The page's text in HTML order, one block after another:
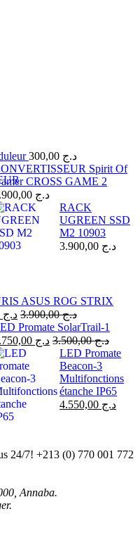
د.ج
Spirit Of
CROSS GAME 2
د.ج
RACK
UGREEN SSD
M2 10903
د.ج
ASUS ROG STRIX
د.ج د.ج3.900,00
Promate SolarTrail-1
د.ج
د.ج3.500,00
LED Promate
Beacon-3
Multifonctions
étanche IP65
د.ج
24/7! +213 (0) 770 001 772
Annaba.